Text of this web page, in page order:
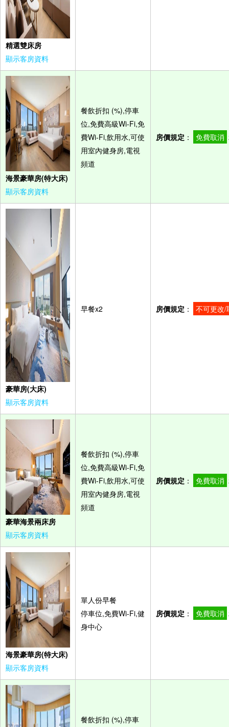
精選雙床房
顯示客房資料
海景豪華房(特大床)
顯示客房資料
餐飲折扣 (%),停車
位,免費高級Wi-Fi,免
費Wi-Fi,飲用水,可使
用室內健身房,電視
頻道
房價規定 ： 免費取消
豪華房(大床)
顯示客房資料
早餐x2 房價規定 ： 不可更改/
豪華海景兩床房
顯示客房資料
餐飲折扣 (%),停車
位,免費高級Wi-Fi,免
費Wi-Fi,飲用水,可使
用室內健身房,電視
頻道
房價規定 ： 免費取消
海景豪華房(特大床)
顯示客房資料
單人份早餐
停車位,免費Wi-Fi,健
身中心
房價規定 ： 免費取消
餐飲折扣 (%),停車